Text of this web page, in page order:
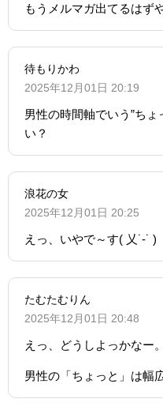
もうメルマガ出てるはず
待もりかわ
2025年12月01日 20:19
男性の時間軸でいう”ち
い？
浪花の女
2025年12月01日 20:25
えっ、いやで～す( 乂˙-˙ )
たむたむりん
2025年12月01日 20:48
えっ、どうしよっかなー。
男性の「ちょっと」は幅